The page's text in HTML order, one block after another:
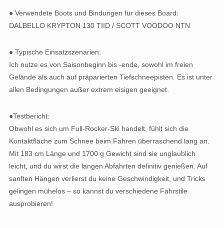
● Verwendete Boots und Bindungen für dieses Board:
DALBELLO KRYPTON 130 TIID / SCOTT VOODOO NTN
● Typische Einsatzszenarien:
Ich nutze es von Saisonbeginn bis -ende, sowohl im freien
Gelände als auch auf präparierten Tiefschneepisten. Es ist unter
allen Bedingungen außer extrem eisigen geeignet.
●Testbericht:
Obwohl es sich um Full-Rocker-Ski handelt, fühlt sich die
Kontaktfläche zum Schnee beim Fahren überraschend lang an.
Mit 183 cm Länge und 1700 g Gewicht sind sie unglaublich
leicht, und du wirst die langen Abfahrten definitiv genießen. Auf
sanften Hängen verlierst du keine Geschwindigkeit, und Tricks
gelingen mühelos – so kannst du verschiedene Fahrstile
ausprobieren!